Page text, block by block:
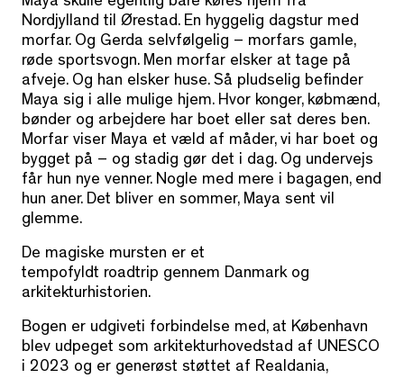
Nordjylland til Ørestad. En hyggelig dagstur med
morfar. Og Gerda selvfølgelig – morfars gamle,
røde sportsvogn. Men morfar elsker at tage på
afveje. Og han elsker huse. Så pludselig befinder
Maya sig i alle mulige hjem. Hvor konger, købmænd,
bønder og arbejdere har boet eller sat deres ben.
Morfar viser Maya et væld af måder, vi har boet og
bygget på – og stadig gør det i dag. Og undervejs
får hun nye venner. Nogle med mere i bagagen, end
hun aner. Det bliver en sommer, Maya sent vil
glemme.
De magiske mursten er et
tempofyldt roadtrip gennem Danmark og
arkitekturhistorien.
Bogen er udgiveti forbindelse med, at København
blev udpeget som arkitekturhovedstad af UNESCO
i 2023 og er generøst støttet af Realdania,